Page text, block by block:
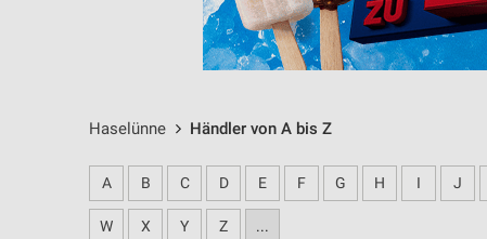
Haselünne Händler von A bis Z
A B C D E F G H I J
W X Y Z ...